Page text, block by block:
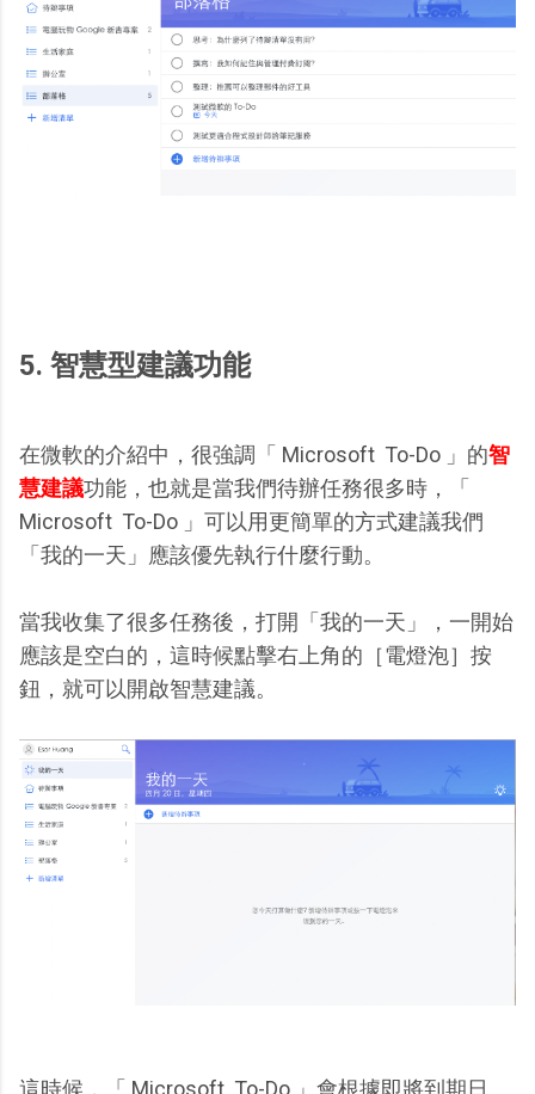
5. 智慧型建議功能
在微軟的介紹中，很強調「 Microsoft To-Do 」的智
慧建議功能，也就是當我們待辦任務很多時，「
Microsoft To-Do 」可以用更簡單的方式建議我們
「我的一天」應該優先執行什麼行動。
當我收集了很多任務後，打開「我的一天」，一開始
應該是空白的，這時候點擊右上角的［電燈泡］按
鈕，就可以開啟智慧建議。
這時候，「 Microsoft To-Do 」會根據即將到期日、